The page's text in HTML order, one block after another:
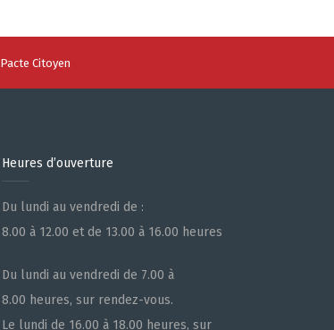
Pacte Citoyen
Heures d’ouverture
Du lundi au vendredi de :
8.00 à 12.00 et de 13.00 à 16.00 heures
Du lundi au vendredi de 7.00 à
8.00 heures, sur rendez-vous.
Le lundi de 16.00 à 18.00 heures, sur